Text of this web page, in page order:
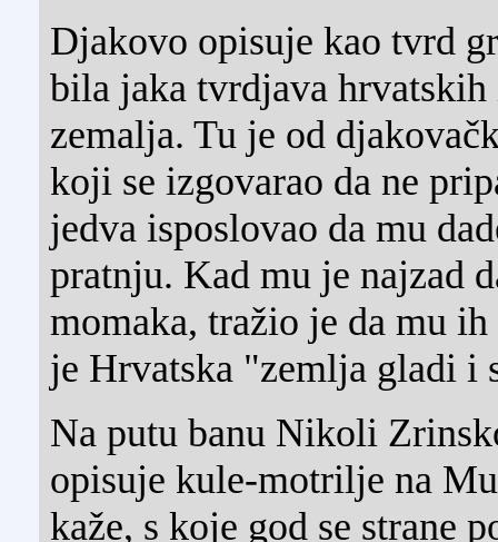
Djakovo opisuje kao tvrd
bila jaka tvrdjava
zemalja. Tu je od
koji se izgovarao da ne
jedva isposlovao da mu
pratnju. Kad mu je najzad
momaka, tražio je da mu
je Hrvatska "zemlja gladi i
Na putu banu Nikoli
opisuje kule-motrilje na
kaže, s koje god se strane